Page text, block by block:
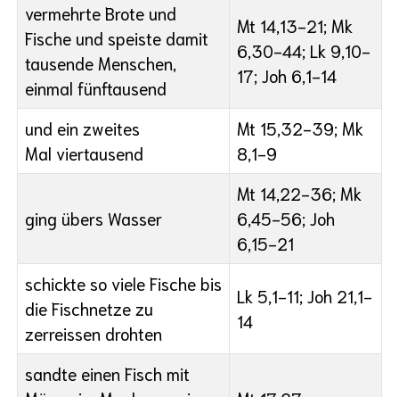
vermehrte Brote und
Fische und speiste damit
tausende Menschen,
einmal fünftausend
Mt 14,13-21; Mk
6,30-44; Lk 9,10-
17; Joh 6,1-14
und ein zweites
Mal viertausend
Mt 15,32-39; Mk
8,1-9
ging übers Wasser
Mt 14,22-36; Mk
6,45-56; Joh
6,15-21
schickte so viele Fische bis
die Fischnetze zu
zerreissen drohten
Lk 5,1-11; Joh 21,1-
14
sandte einen Fisch mit